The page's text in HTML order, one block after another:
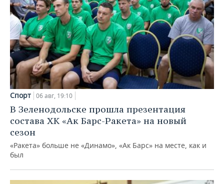
Спорт 06 авг, 19:10
В Зеленодольске прошла презентация
состава ХК «Ак Барс-Ракета» на новый
сезон
«Ракета» больше не «Динамо», «Ак Барс» на месте, как и
был